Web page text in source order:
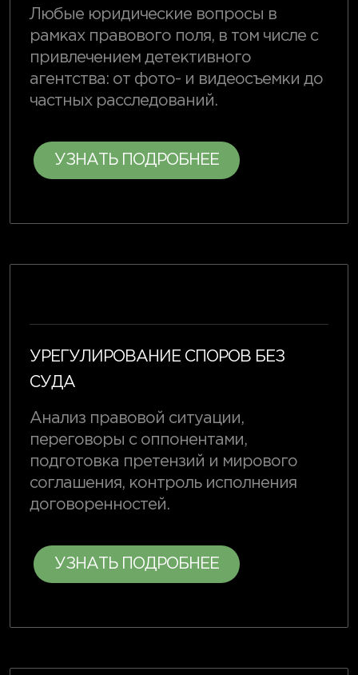
Любые юридические вопросы в
рамках правового поля, в том числе с
привлечением детективного
агентства: от фото- и видеосъемки до
частных расследований.
УЗНАТЬ ПОДРОБНЕЕ
УРЕГУЛИРОВАНИЕ СПОРОВ БЕЗ
СУДА
Анализ правовой ситуации,
переговоры с оппонентами,
подготовка претензий и мирового
соглашения, контроль исполнения
договоренностей.
УЗНАТЬ ПОДРОБНЕЕ